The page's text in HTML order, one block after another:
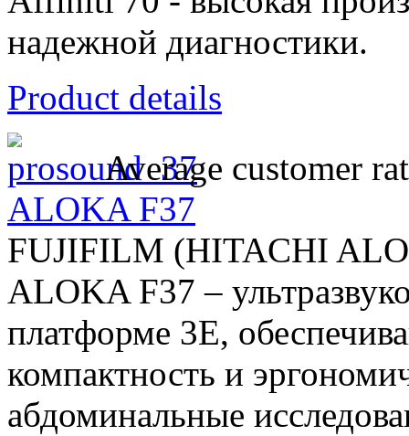
надежной диагностики.
Product details
Average customer
ALOKA F37
FUJIFILM (HITACHI
ALOKA F37 –
платформе 3E,
компактность и
абдоминальные